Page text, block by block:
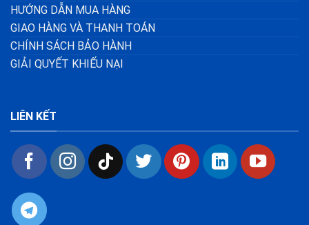
HƯỚNG DẪN MUA HÀNG
GIAO HÀNG VÀ THANH TOÁN
CHÍNH SÁCH BẢO HÀNH
GIẢI QUYẾT KHIẾU NẠI
LIÊN KẾT